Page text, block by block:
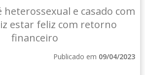
e casado com
estar feliz com retorno
financeiro
Publicado em 09/04/2023